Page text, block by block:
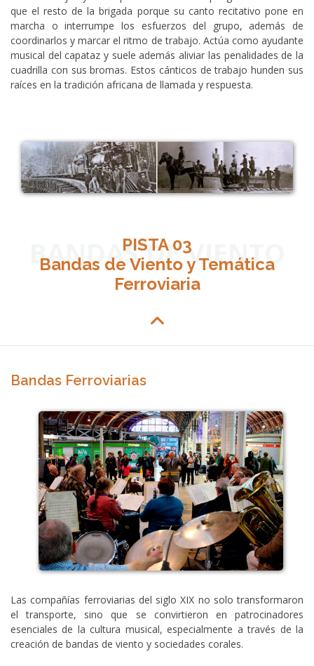
que el resto de la brigada porque su canto recitativo pone en
marcha o interrumpe los esfuerzos del grupo, además de
coordinarlos y marcar el ritmo de trabajo. Actúa como ayudante
musical del capataz y suele además aliviar las penalidades de la
cuadrilla con sus bromas. Estos cánticos de trabajo hunden sus
raíces en la tradición africana de llamada y respuesta.
BANDAS DE VIENTO
PISTA 03
Bandas de Viento y Temática
Ferroviaria
Bandas Ferroviarias
Las compañías ferroviarias del siglo XIX no solo transformaron
el transporte, sino que se convirtieron en patrocinadores
esenciales de la cultura musical, especialmente a través de la
creación de bandas de viento y sociedades corales.